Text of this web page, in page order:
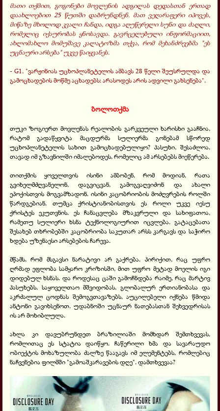
მათი თქმით, გოგონები მოვლენის ადგილას დედასთან ერთად
დაახლოებით 25 წუთში დაბრუნდნენ. მათ ვეღარაფერი იპოვეს,
მიწაზე მხოლოდ კვალი ჩანდა, იდგააღუწერელი სუნი და ძაღლი,
რომელიც იქაურობას ყნოსავდა. გავრცელებული ინფორმაციით,
ახლომახლო მომუშავე კალატოზმა თქვა, რომ მეხანძრეებმა "ეს
უცნაური არსება" უკვე წაიყვანეს.
- G1, "ვარჟინიას უცხოპლანეტელის ამბავს 28 წელი შეუსრულდა და
გამოცხადების მოწმე აცხადებს: არასოდეს არის ადვილი გახსენება".
ბოლოთქმა
თუკი ზოგიერთ მოვლენას რეალობის გარკვეული ხარისხი გააჩნია,
რატომ გადაწყვიტა მაცდურმა სულიერმა გონებამ სწორედ
უცხოპლანეტელის სახით გამოცხადებულიყო? პასუხი, შესაძლოა,
თავად იმ გზავნილში იმალებოდეს, რომელიც ამ არსებებს მიეწერება.
თითქმის ყოველთვის ისინი ამბობენ, რომ მოდიან, რათა
გვიხელმძღვანელონ, დაგვიცვან, გამოგვაღვიძონ და ახალი
ეპოქისთვის მოგვამზადონ. ისინი კაცობრიობის მოძღვრების როლში
წარდგებიან. თუმცა ქრისტიანობისთვის ეს როლი უკვე იესუ
ქრისტეს ეკუთვნის. ეს ჩანაცვლება მზაკვრული და სახიფათოა,
რამეთუ სულიერი ხსნა ტექნოლოგიურით იცვლება. გატაცებათა
შესახებ თხრობებში კაცობრიობა საკუთარ არსს კარგავს და საჭირო
ხდება უზენაესი არსებების ჩარევა.
მწამს, რომ მსგავსი ნარატივი არ გაქრება. პირიქით, რაც უფრო
ღრმად ეფლობა სამყარო კრიზისში, მით უფრო მეტად მოელის იგი
დიდებულ ხსნას. და როდესაც ცაში გამოჩნდება რაიმე, რაც მარტივ
პასუხებს, საყოველთაო მშვიდობას, გლობალურ ერთიანობასა და
აკრძალულ ცოდნას შემოგვთავაზებს, აუცილებელი იქნება წმიდა
ანტონი გავიხსენოთ. უდაბნოში უცნაურ ნათებასთან შეხვედრისას
ის არ მოხიბლულა.
ახლა კი დავუბრუნდეთ ბრაზილიაში მომხდარ შემთხვევას,
რომლითაც ეს სტატია დაიწყო. ჩაწერილი ხმა და სავარაუდო
ობიექტის მოხაზულობა ძალზე წააგავს იმ ელემენტებს, რომლებიც
ნაჩვენებია ფილმში "გამოაშკარავების დღე". დამთხვევაა?